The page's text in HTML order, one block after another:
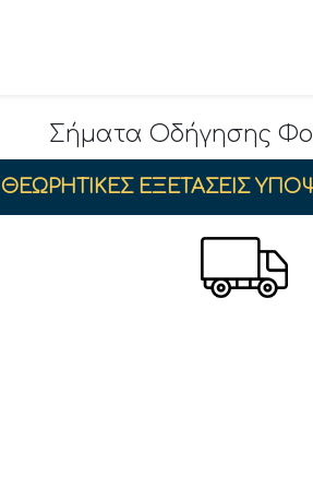
Σήματα Οδήγησης
ΘΕΩΡΗΤΙΚΕΣ ΕΞΕΤΑΣΕΙΣ